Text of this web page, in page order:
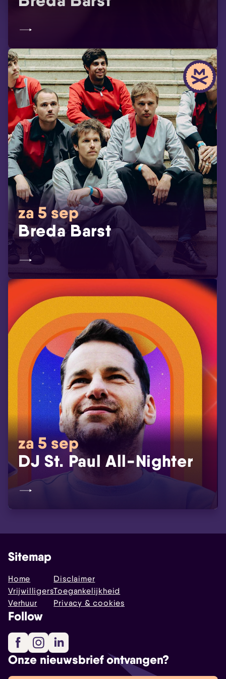
za 5 sep
Breda Barst
za 5 sep
DJ St. Paul All-Nighter
Sitemap
Home
Vrijwilligers
Verhuur
Disclaimer
Toegankelijkheid
Privacy & cookies
Follow
FacebookInstagram
Onze nieuwsbrief ontvangen?